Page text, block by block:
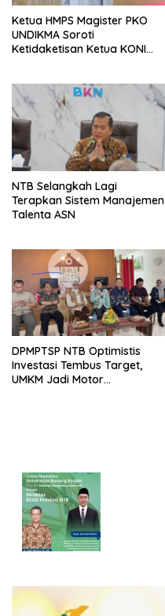
Ketua HMPS Magister PKO
UNDIKMA Soroti
Ketidaketisan Ketua KONI
Arena Kepentingan Sesaat
NTB Selangkah Lagi
Terapkan Sistem Manajemen
Talenta ASN
DPMPTSP NTB Optimistis
Investasi Tembus Target,
UMKM Jadi Motor